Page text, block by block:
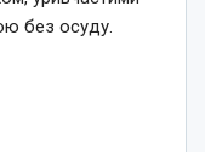
без осуду.